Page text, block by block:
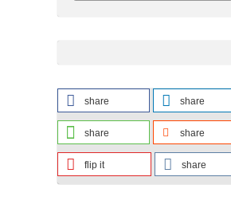
share share
share share
flip it share